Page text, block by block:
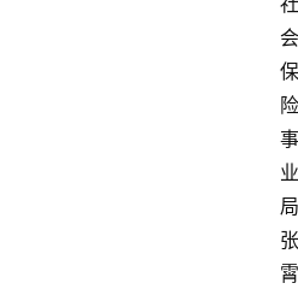
会
保
险
事
业
局
张
霄